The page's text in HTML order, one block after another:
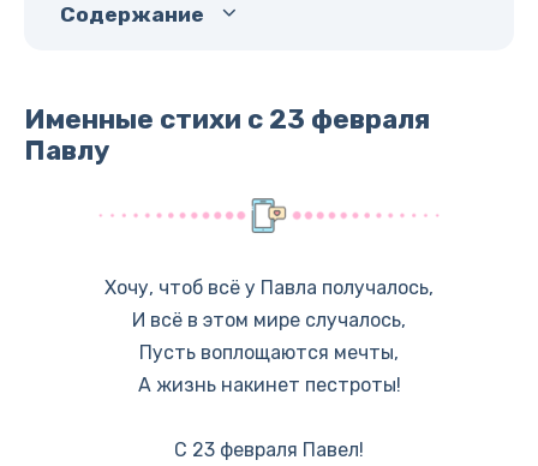
Содержание
Именные стихи с 23 февраля
Павлу
Хочу, чтоб всё у Павла получалось,
И всё в этом мире случалось,
Пусть воплощаются мечты,
А жизнь накинет пестроты!
С 23 февраля Павел!